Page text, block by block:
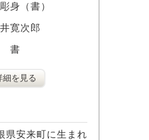
身（書）
寛次郎
書
細を見る
安来町に生まれ